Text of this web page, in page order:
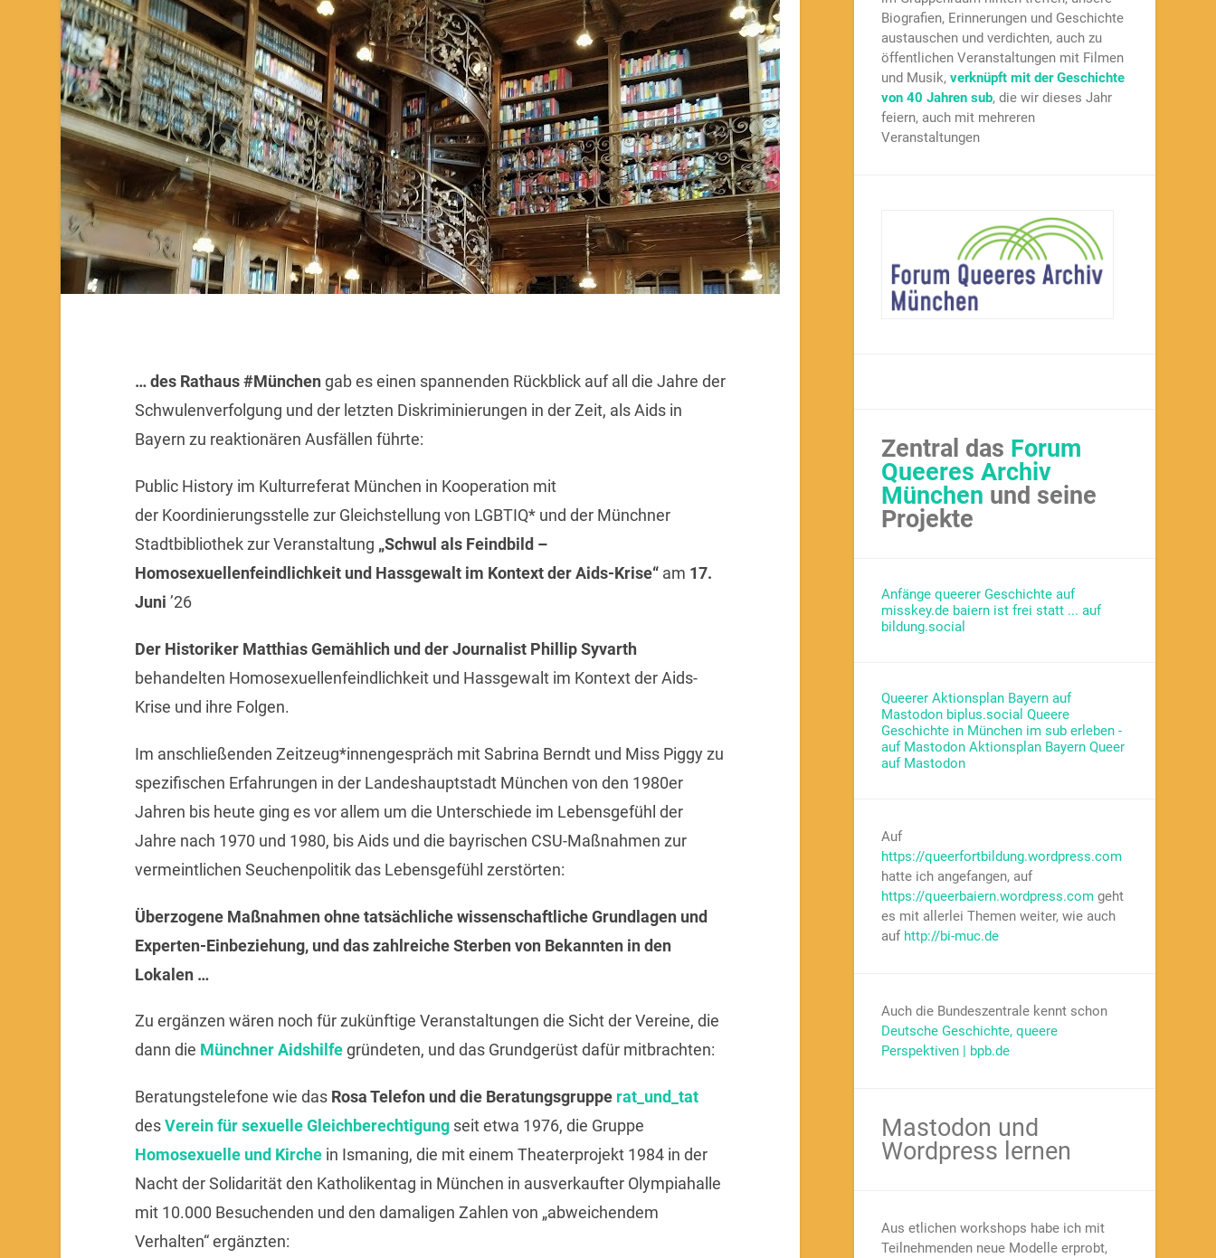
… des Rathaus #Münchengab es einen spannenden Rückblick auf all die Jahre der
Schwulenverfolgung und der letzten Diskriminierungen in der Zeit, als Aids in
Bayern zu reaktionären Ausfällen führte:
Public History im Kulturreferat München in Kooperation mit
der Koordinierungsstelle zur Gleichstellung von LGBTIQ* und der Münchner
Stadtbibliothek zur Veranstaltung „Schwul als Feindbild –
Homosexuellenfeindlichkeit und Hassgewalt im Kontext der Aids-Krise“am 17.
Juni ’26
Der Historiker Matthias Gemählich und der Journalist Phillip Syvarth
behandelten Homosexuellenfeindlichkeit und Hassgewalt im Kontext der Aids-
Krise und ihre Folgen.
Im anschließenden Zeitzeug*innengespräch mit Sabrina Berndt und Miss Piggy zu
spezifischen Erfahrungen in der Landeshauptstadt München von den 1980er
Jahren bis heute ging es vor allem um die Unterschiede im Lebensgefühl der
Jahre nach 1970 und 1980, bis Aids und die bayrischen CSU-Maßnahmen zur
vermeintlichen Seuchenpolitik das Lebensgefühl zerstörten:
Überzogene Maßnahmen ohne tatsächliche wissenschaftliche Grundlagen und
Experten-Einbeziehung, und das zahlreiche Sterben von Bekannten in den
Lokalen …
Zu ergänzen wären noch für zukünftige Veranstaltungen die Sicht der Vereine, die
dann die Münchner Aidshilfegründeten, und das Grundgerüst dafür mitbrachten:
Beratungstelefone wie das Rosa Telefon und die Beratungsgruppe rat_und_tat
desVerein für sexuelle Gleichberechtigungseit etwa 1976, die Gruppe
Homosexuelle und Kirchein Ismaning, die mit einem Theaterprojekt 1984 in der
Nacht der Solidarität den Katholikentag in München in ausverkaufter Olympiahalle
mit 10.000 Besuchenden und den damaligen Zahlen von „abweichendem
Verhalten“ ergänzten:
Biografien, Erinnerungen und Geschichte
austauschen und verdichten, auch zu
öffentlichen Veranstaltungen mit Filmen
und Musik,verknüpft mit der Geschichte
von 40 Jahren sub, die wir dieses Jahr
feiern, auch mit mehreren
Veranstaltungen
Zentral das Forum
Queeres Archiv
München und seine
Projekte
Anfänge queerer Geschichte auf
misskey.de baiern ist frei statt ... auf
bildung.social
Queerer Aktionsplan Bayern auf
Mastodon biplus.social Queere
Geschichte in München im sub erleben -
auf Mastodon Aktionsplan Bayern Queer
auf Mastodon
Auf
https://queerfortbildung.wordpress.com
hatte ich angefangen, auf
https://queerbaiern.wordpress.com geht
es mit allerlei Themen weiter, wie auch
auf http://bi-muc.de
Auch die Bundeszentrale kennt schon
Deutsche Geschichte, queere
Perspektiven | bpb.de
Mastodon und
Wordpress lernen
Aus etlichen workshops habe ich mit
Teilnehmenden neue Modelle erprobt,